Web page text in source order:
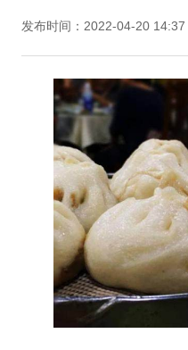
发布时间：2022-04-20 14:37